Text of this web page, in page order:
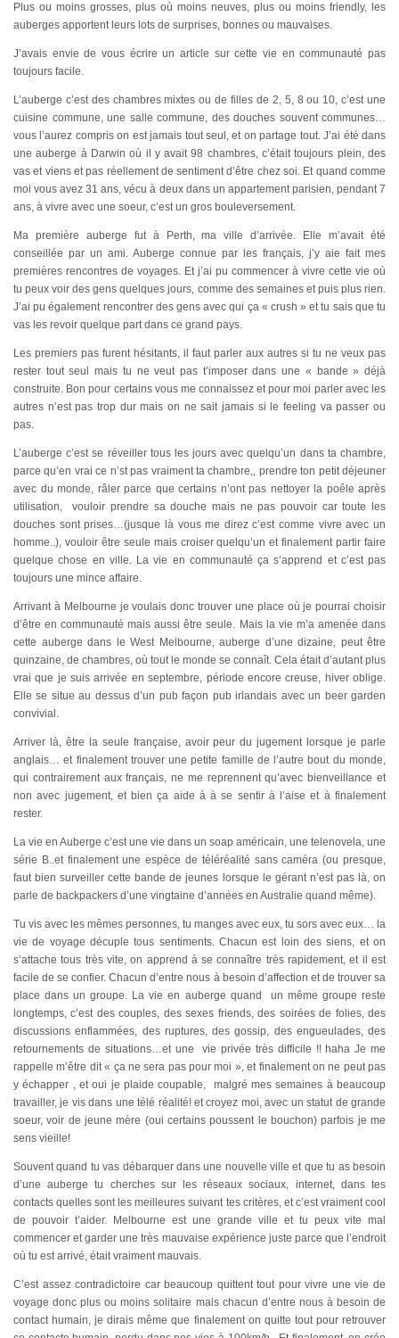
Plus ou moins grosses, plus où moins neuves, plus ou moins friendly, les
auberges apportent leurs lots de surprises, bonnes ou mauvaises.
J’avais envie de vous écrire un article sur cette vie en communauté pas
toujours facile.
L’auberge c’est des chambres mixtes ou de filles de 2, 5, 8 ou 10, c’est une
cuisine commune, une salle commune, des douches souvent communes…
vous l’aurez compris on est jamais tout seul, et on partage tout. J’ai été dans
une auberge à Darwin où il y avait 98 chambres, c’était toujours plein, des
vas et viens et pas réellement de sentiment d’être chez soi. Et quand comme
moi vous avez 31 ans, vécu à deux dans un appartement parisien, pendant 7
ans, à vivre avec une soeur, c’est un gros bouleversement.
Ma première auberge fut à Perth, ma ville d’arrivée. Elle m’avait été
conseillée par un ami. Auberge connue par les français, j’y aie fait mes
premières rencontres de voyages. Et j’ai pu commencer à vivre cette vie où
tu peux voir des gens quelques jours, comme des semaines et puis plus rien.
J’ai pu également rencontrer des gens avec qui ça « crush » et tu sais que tu
vas les revoir quelque part dans ce grand pays.
Les premiers pas furent hésitants, il faut parler aux autres si tu ne veux pas
rester tout seul mais tu ne veut pas t’imposer dans une « bande » déjà
construite. Bon pour certains vous me connaissez et pour moi parler avec les
autres n’est pas trop dur mais on ne sait jamais si le feeling va passer ou
pas.
L’auberge c’est se réveiller tous les jours avec quelqu’un dans ta chambre,
parce qu’en vrai ce n’st pas vraiment ta chambre,, prendre ton petit déjeuner
avec du monde, râler parce que certains n’ont pas nettoyer la poêle après
utilisation, vouloir prendre sa douche mais ne pas pouvoir car toute les
douches sont prises…(jusque là vous me direz c’est comme vivre avec un
homme..), vouloir être seule mais croiser quelqu’un et finalement partir faire
quelque chose en ville. La vie en communauté ça s’apprend et c’est pas
toujours une mince affaire.
Arrivant à Melbourne je voulais donc trouver une place où je pourrai choisir
d’être en communauté mais aussi être seule. Mais la vie m’a amenée dans
cette auberge dans le West Melbourne, auberge d’une dizaine, peut être
quinzaine, de chambres, où tout le monde se connaît. Cela était d’autant plus
vrai que je suis arrivée en septembre, période encore creuse, hiver oblige.
Elle se situe au dessus d’un pub façon pub irlandais avec un beer garden
convivial.
Arriver là, être la seule française, avoir peur du jugement lorsque je parle
anglais… et finalement trouver une petite famille de l’autre bout du monde,
qui contrairement aux français, ne me reprennent qu’avec bienveillance et
non avec jugement, et bien ça aide à à se sentir à l’aise et à finalement
rester.
La vie en Auberge c’est une vie dans un soap américain, une telenovela, une
série B..et finalement une espèce de téléréalité sans caméra (ou presque,
faut bien surveiller cette bande de jeunes lorsque le gérant n’est pas là, on
parle de backpackers d’une vingtaine d’années en Australie quand même).
Tu vis avec les mêmes personnes, tu manges avec eux, tu sors avec eux… la
vie de voyage décuple tous sentiments. Chacun est loin des siens, et on
s’attache tous très vite, on apprend à se connaître très rapidement, et il est
facile de se confier. Chacun d’entre nous à besoin d’affection et de trouver sa
place dans un groupe. La vie en auberge quand un même groupe reste
longtemps, c’est des couples, des sexes friends, des soirées de folies, des
discussions enflammées, des ruptures, des gossip, des engueulades, des
retournements de situations…et une vie privée très difficile !! haha Je me
rappelle m’être dit « ça ne sera pas pour moi », et finalement on ne peut pas
y échapper , et oui je plaide coupable, malgré mes semaines à beaucoup
travailler, je vis dans une télé réalité! et croyez moi, avec un statut de grande
soeur, voir de jeune mère (oui certains poussent le bouchon) parfois je me
sens vieille!
Souvent quand tu vas débarquer dans une nouvelle ville et que tu as besoin
d’une auberge tu cherches sur les réseaux sociaux, internet, dans tes
contacts quelles sont les meilleures suivant tes critères, et c’est vraiment cool
de pouvoir t’aider. Melbourne est une grande ville et tu peux vite mal
commencer et garder une très mauvaise expérience juste parce que l’endroit
où tu est arrivé, était vraiment mauvais.
C’est assez contradictoire car beaucoup quittent tout pour vivre une vie de
voyage donc plus ou moins solitaire mais chacun d’entre nous à besoin de
contact humain, je dirais même que finalement on quitte tout pour retrouver